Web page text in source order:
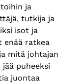
ja
tutkija ja
isot ja
enää ratkea
mitä johtajan
puheeksi
juontaa